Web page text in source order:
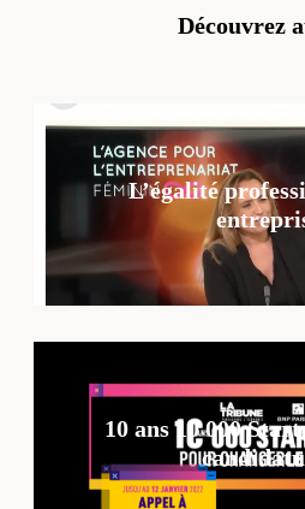
Découvrez
L’égalité
10 ans 10 000